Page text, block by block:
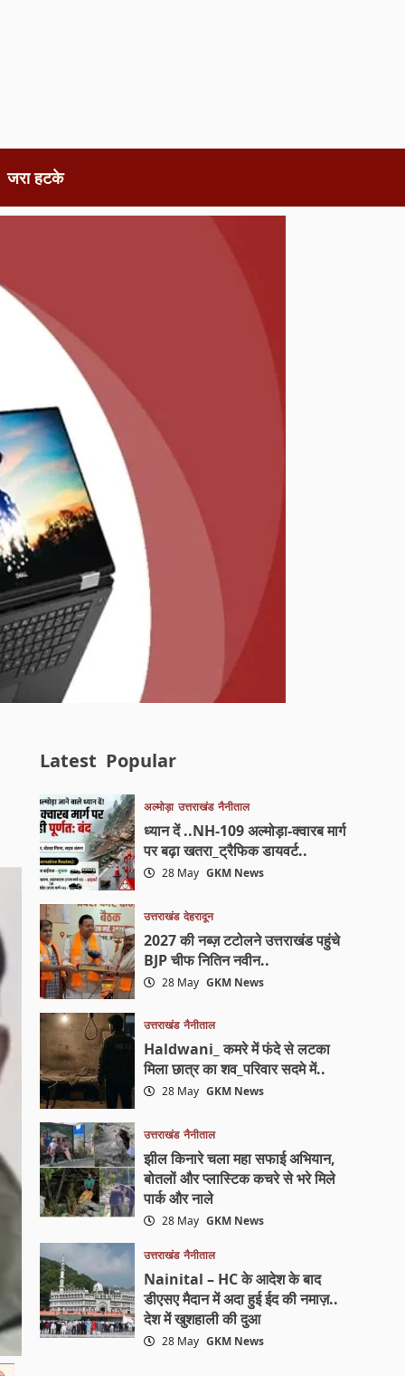
जरा हटके
Latest Popular
अल्मोड़ा उत्तराखंड नैनीताल
ध्यान दें ..NH-109 अल्मोड़ा-क्वारब मार्ग
पर बढ़ा खतरा_ट्रैफिक डायवर्ट..
28 May GKM News
उत्तराखंड देहरादून
2027 की नब्ज़ टटोलने उत्तराखंड पहुंचे
BJP चीफ नितिन नवीन..
28 May GKM News
उत्तराखंड नैनीताल
Haldwani_ कमरे में फंदे से लटका
मिला छात्र का शव_परिवार सदमे में..
28 May GKM News
उत्तराखंड नैनीताल
झील किनारे चला महा सफाई अभियान,
बोतलों और प्लास्टिक कचरे से भरे मिले
पार्क और नाले
28 May GKM News
उत्तराखंड नैनीताल
Nainital – HC के आदेश के बाद
डीएसए मैदान में अदा हुई ईद की नमाज़..
देश में खुशहाली की दुआ
28 May GKM News